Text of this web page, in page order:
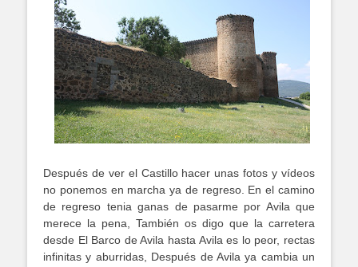
Después de ver el Castillo hacer unas fotos y vídeos
no ponemos en marcha ya de regreso. En el camino
de regreso tenia ganas de pasarme por Avila que
merece la pena, También os digo que la carretera
desde El Barco de Avila hasta Avila es lo peor, rectas
infinitas y aburridas, Después de Avila ya cambia un